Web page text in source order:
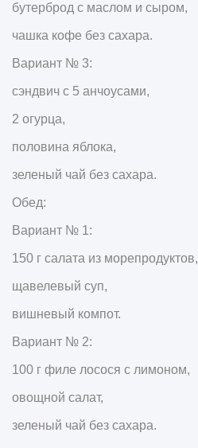
бутерброд с маслом и сыром,
чашка кофе без сахара.
Вариант № 3:
сэндвич с 5 анчоусами,
2 огурца,
половина яблока,
зеленый чай без сахара.
Обед:
Вариант № 1:
150 г салата из морепродуктов,
щавелевый суп,
вишневый компот.
Вариант № 2:
100 г филе лосося с лимоном,
овощной салат,
зеленый чай без сахара.